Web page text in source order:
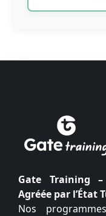
Gate Training
Agréée par l’État
Nos